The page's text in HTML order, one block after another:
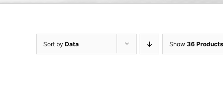
Sort by Data Show 36 Products